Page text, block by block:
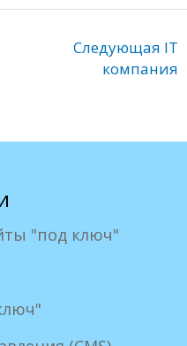
Следующая IT
компания
"под ключ"